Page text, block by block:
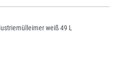
weiß 49 L